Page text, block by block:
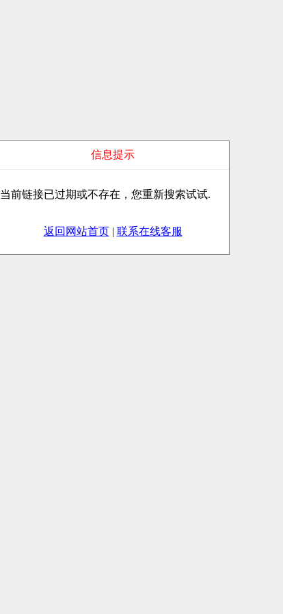
信息提示
当前链接已过期或不存在，您重新搜索试试.
返回网站首页| 联系在线客服